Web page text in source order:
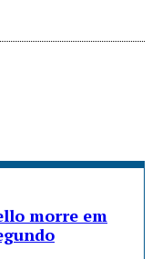
morre em